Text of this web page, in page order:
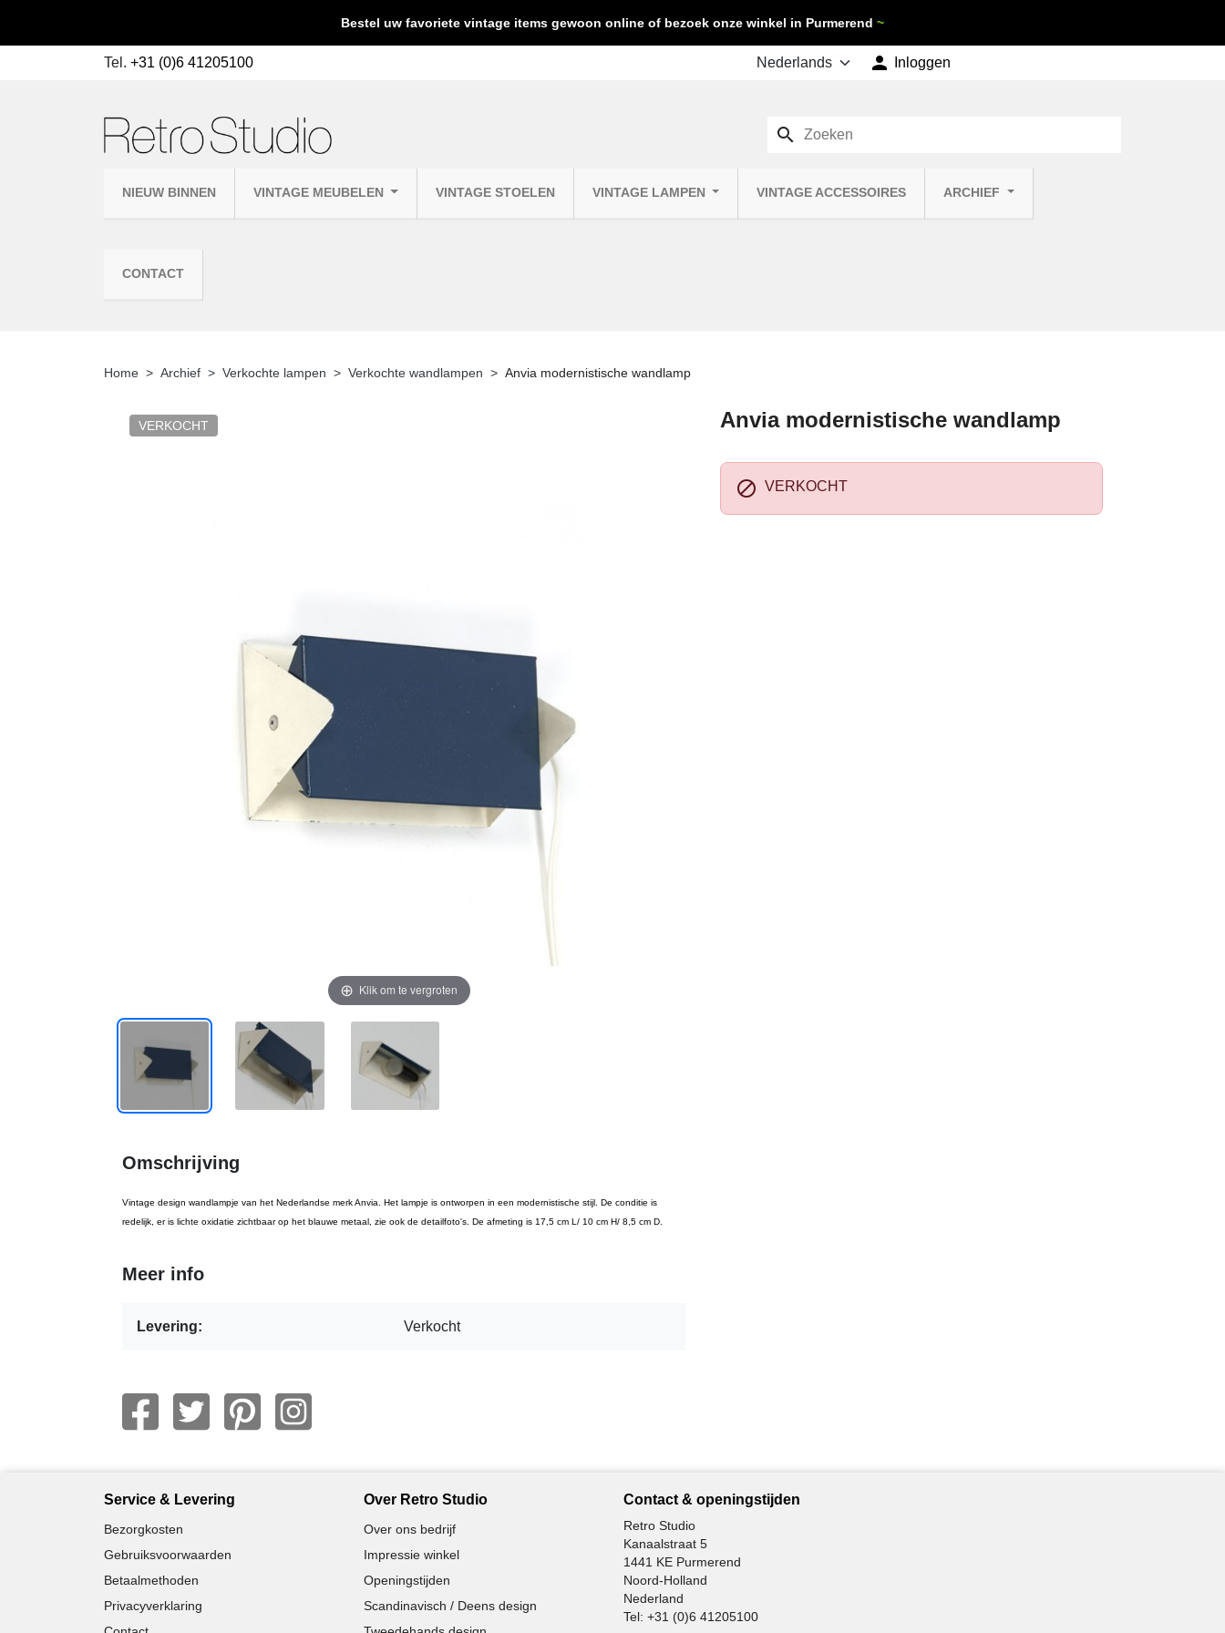
Bestel uw favoriete vintage items gewoon online of bezoek onze winkel in Purmerend ~
Tel. +31 (0)6 41205100  Inloggen
NIEUW BINNEN VINTAGE MEUBELEN VINTAGE STOELEN VINTAGE LAMPEN VINTAGE ACCESSOIRES ARCHIEF
CONTACT
search
Home Archief Verkochte lampen Verkochte wandlampen Anvia modernistische wandlamp
VERKOCHT
Klik om te vergroten
Anvia modernistische wandlamp
 VERKOCHT
Omschrijving
Vintage design wandlampje van het Nederlandse merk Anvia. Het lampje is ontworpen in een modernistische stijl. De conditie is
redelijk, er is lichte oxidatie zichtbaar op het blauwe metaal, zie ook de detailfoto's. De afmeting is 17,5 cm L/ 10 cm H/ 8,5 cm D.
Meer info
Levering: Verkocht
Service & Levering
Bezorgkosten
Gebruiksvoorwaarden
Betaalmethoden
Privacyverklaring
Over Retro Studio
Over ons bedrijf
Impressie winkel
Openingstijden
Scandinavisch / Deens design
Contact & openingstijden
Retro Studio
Kanaalstraat 5
1441 KE Purmerend
Noord-Holland
Nederland
Tel: +31 (0)6 41205100